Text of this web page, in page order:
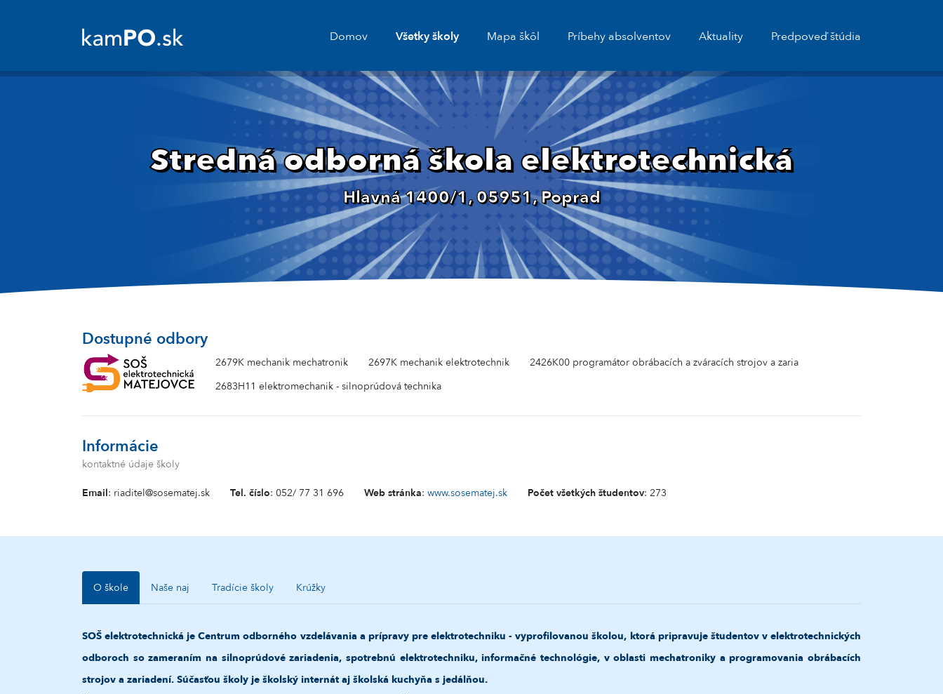
Domov Všetky školy Mapa škôl Príbehy absolventov Aktuality Predpoveď štúdia
Stredná odborná škola elektrotechnická
Hlavná 1400/1, 05951, Poprad
Dostupné odbory
2679K mechanik mechatronik 2697K mechanik elektrotechnik
2426K00 programátor obrábacích a zváracích strojov a zaria
2683H11 elektromechanik - silnoprúdová technika
Informácie
kontaktné údaje školy
Email: riaditel@sosematej.sk Tel. číslo: 052/ 77 31 696 Web stránka: www.sosematej.sk Počet všetkých študentov: 273
O škole Naše naj Tradície školy Krúžky
SOŠ elektrotechnická je Centrum odborného vzdelávania a prípravy pre elektrotechniku - vyprofilovanou školou, ktorá pripravuje študentov v elektrotechnických
odboroch so zameraním na silnoprúdové zariadenia, spotrebnú elektrotechniku, informačné technológie, v oblasti mechatroniky a programovania obrábacích
strojov a zariadení. Súčasťou školy je školský internát aj školská kuchyňa s jedálňou.